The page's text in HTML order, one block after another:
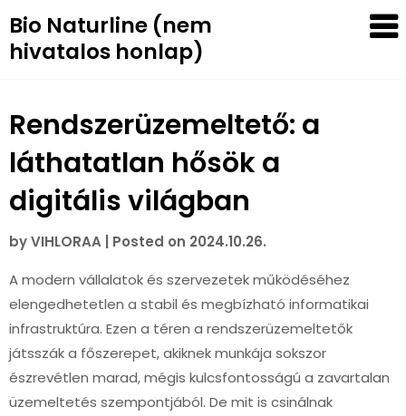
to
content
Bio Naturline (nem
hivatalos honlap)
Rendszerüzemeltető: a
láthatatlan hősök a
digitális világban
byVIHLORAA Posted on 2024.10.26.
A modern vállalatok és szervezetek működéséhez
elengedhetetlen a stabil és megbízható informatikai
infrastruktúra. Ezen a téren a rendszerüzemeltetők
játsszák a főszerepet, akiknek munkája sokszor
észrevétlen marad, mégis kulcsfontosságú a zavartalan
üzemeltetés szempontjából. De mit is csinálnak